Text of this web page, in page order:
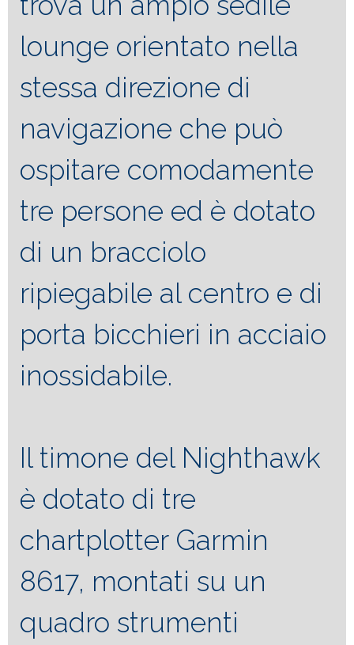
lounge orientato nella
stessa direzione di
navigazione che può
ospitare comodamente
tre persone ed è dotato
di un bracciolo
ripiegabile al centro e di
porta bicchieri in acciaio
inossidabile.
Il timone del Nighthawk
è dotato di tre
chartplotter Garmin
8617, montati su un
quadro strumenti